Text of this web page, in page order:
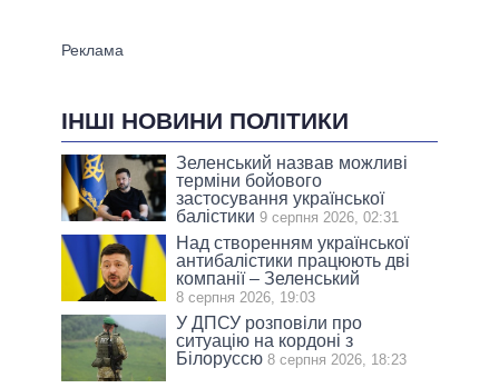
ІНШІ НОВИНИ ПОЛІТИКИ
Зеленський назвав можливі
терміни бойового
застосування української
балістики 9 серпня 2026, 02:31
Над створенням української
антибалістики працюють дві
компанії – Зеленський
8 серпня 2026, 19:03
У ДПСУ розповіли про
ситуацію на кордоні з
Білоруссю 8 серпня 2026, 18:23